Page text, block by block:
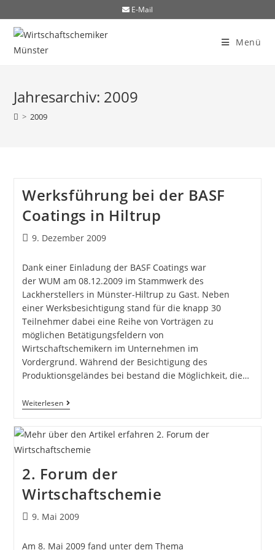
E-Mail
Menü
Jahresarchiv: 2009
> 2009
Werksführung bei der BASF
Coatings in Hiltrup
9. Dezember 2009
Dank einer Einladung der BASF Coatings war
der WUM am 08.12.2009 im Stammwerk des
Lackherstellers in Münster-Hiltrup zu Gast. Neben
einer Werksbesichtigung stand für die knapp 30
Teilnehmer dabei eine Reihe von Vorträgen zu
möglichen Betätigungsfeldern von
Wirtschaftschemikern im Unternehmen im
Vordergrund. Während der Besichtigung des
Produktionsgeländes bei bestand die Möglichkeit, die…
Weiterlesen
2. Forum der
Wirtschaftschemie
9. Mai 2009
Am 8. Mai 2009 fand unter dem Thema